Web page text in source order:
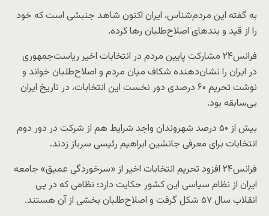
به گفته این مردم‌شناس، ایران اکنون شاهد جنبشی است که خود
را از قید و بندهای اصلاح‌طلبان رها کرده.
فرانس۲۴ مشارکت پایین مردم در انتخابات اخیر ریاست‌جمهوری
در ایران را نشان‌دهنده شکاف میان مردم و اصلاح‌طلبان خواند و
نوشت تحریم ۶۰ درصدی دور نخست این انتخابات، در تاریخ ایران
بی‌سابقه بود.
بیش از ۵۰ درصد شهروندان واجد شرایط هم از شرکت در دور دوم
انتخابات برای معرفی جانشین ابراهیم رئیسی سرباز زدند.
فرانس۲۴ افزود تحریم انتخابات اخیر از «سرخوردگی عمیق» جامعه
ایران از نظام سیاسی این کشور حکایت دارد؛ نظامی که در پی
انقلاب سال ۵۷ شکل گرفت و اصلاح‌طلبان بخشی از آن هستند.